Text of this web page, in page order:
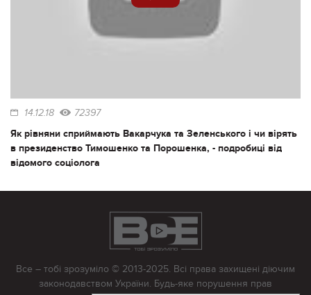
14.12.18 72397
Як рівняни сприймають Вакарчука та Зеленського і чи вірять
в президенство Тимошенко та Порошенка, - подробиці від
відомого соціолога
Все – тобі зрозуміло © 2013-2025. Всі права захищені діючим
законодавством України. Будь-яке порушення прав